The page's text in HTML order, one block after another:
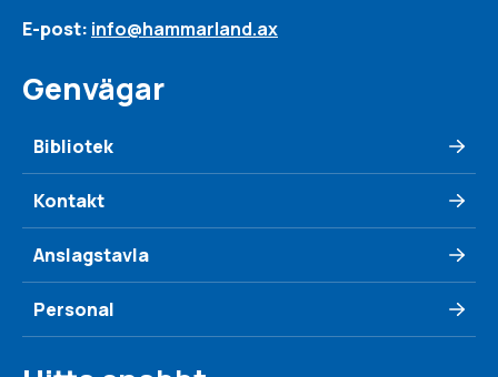
E-post: info@hammarland.ax
Genvägar
Bibliotek
Kontakt
Anslagstavla
Personal